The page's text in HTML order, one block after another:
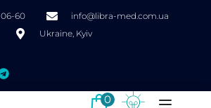
60
info@libra-med.com.ua
Ukraine, Kyiv
0